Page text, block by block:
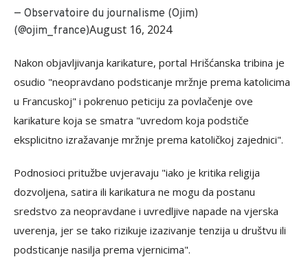
— Observatoire du journalisme (Ojim)
(@ojim_france)August 16, 2024
Nakon objavljivanja karikature, portal Hrišćanska tribina je
osudio "neopravdano podsticanje mržnje prema katolicima
u Francuskoj" i pokrenuo peticiju za povlačenje ove
karikature koja se smatra "uvredom koja podstiče
eksplicitno izražavanje mržnje prema katoličkoj zajednici".
Podnosioci pritužbe uvjeravaju "iako je kritika religija
dozvoljena, satira ili karikatura ne mogu da postanu
sredstvo za neopravdane i uvredljive napade na vjerska
uverenja, jer se tako rizikuje izazivanje tenzija u društvu ili
podsticanje nasilja prema vjernicima".